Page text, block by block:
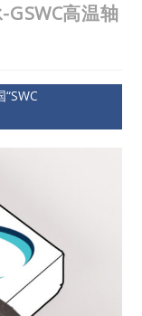
高温轴